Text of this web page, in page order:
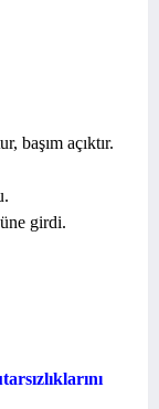
başım açıktır.
girdi.